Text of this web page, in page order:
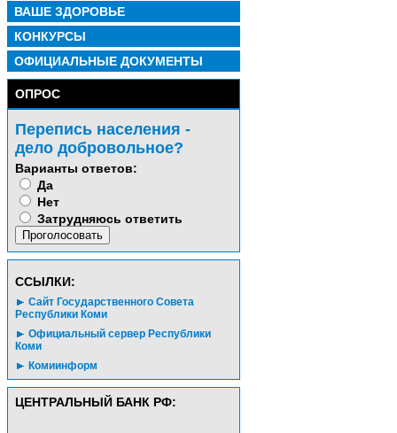
ВАШЕ ЗДОРОВЬЕ
КОНКУРСЫ
ОФИЦИАЛЬНЫЕ ДОКУМЕНТЫ
ОПРОС
Перепись населения -
дело добровольное?
Варианты ответов:
Да
Нет
Затрудняюсь ответить
CСЫЛКИ:
Сайт Государственного Совета
Республики Коми
Официальный сервер Республики
Коми
Комиинформ
ЦЕНТРАЛЬНЫЙ БАНК РФ: